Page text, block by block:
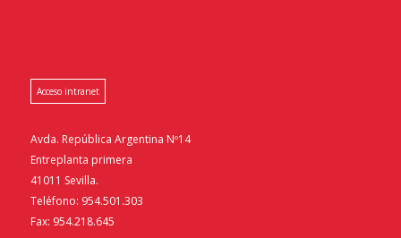
Acceso intranet
Avda. República Argentina Nº14
Entreplanta primera
41011 Sevilla.
Teléfono: 954.501.303
Fax: 954.218.645